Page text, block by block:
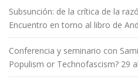
Subsunción: de la crítica de la
Encuentro en torno al libro de
Conferencia y seminario con
Populism or Technofascism? 29